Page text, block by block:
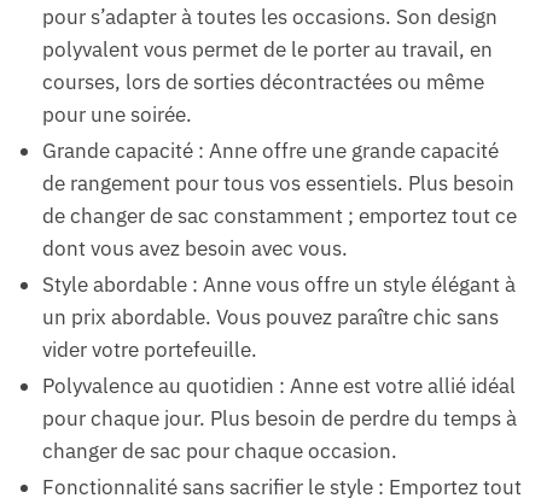
pour s’adapter à toutes les occasions. Son design
polyvalent vous permet de le porter au travail, en
courses, lors de sorties décontractées ou même
pour une soirée.
Grande capacité : Anne offre une grande capacité
de rangement pour tous vos essentiels. Plus besoin
de changer de sac constamment ; emportez tout ce
dont vous avez besoin avec vous.
Style abordable : Anne vous offre un style élégant à
un prix abordable. Vous pouvez paraître chic sans
vider votre portefeuille.
Polyvalence au quotidien : Anne est votre allié idéal
pour chaque jour. Plus besoin de perdre du temps à
changer de sac pour chaque occasion.
Fonctionnalité sans sacrifier le style : Emportez tout